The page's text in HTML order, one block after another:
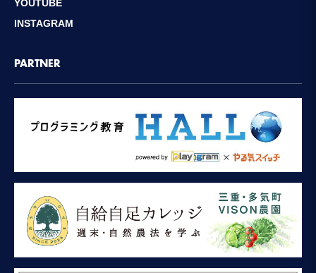
YOUTUBE
INSTAGRAM
PARTNER